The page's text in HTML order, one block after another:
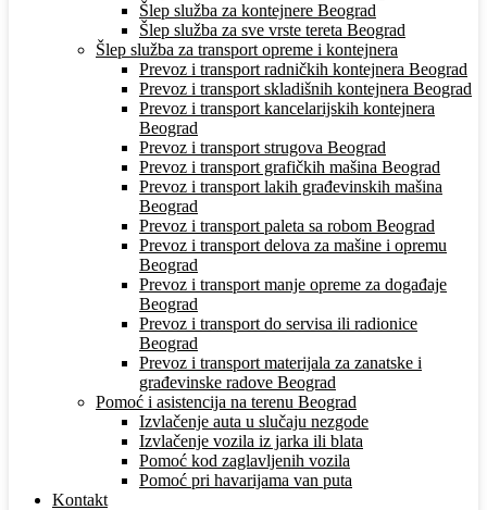
Šlep služba za kontejnere Beograd
Šlep služba za sve vrste tereta Beograd
Šlep služba za transport opreme i kontejnera
Prevoz i transport radničkih kontejnera Beograd
Prevoz i transport skladišnih kontejnera Beograd
Prevoz i transport kancelarijskih kontejnera
Beograd
Prevoz i transport strugova Beograd
Prevoz i transport grafičkih mašina Beograd
Prevoz i transport lakih građevinskih mašina
Beograd
Prevoz i transport paleta sa robom Beograd
Prevoz i transport delova za mašine i opremu
Beograd
Prevoz i transport manje opreme za događaje
Beograd
Prevoz i transport do servisa ili radionice
Beograd
Prevoz i transport materijala za zanatske i
građevinske radove Beograd
Pomoć i asistencija na terenu Beograd
Izvlačenje auta u slučaju nezgode
Izvlačenje vozila iz jarka ili blata
Pomoć kod zaglavljenih vozila
Pomoć pri havarijama van puta
Kontakt